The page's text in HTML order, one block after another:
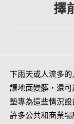
擇
下雨天或人流多
讓地面變髒，還
墊專為這些情況
許多公共和商業